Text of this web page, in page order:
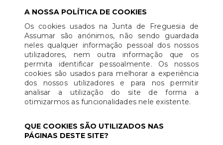
A NOSSA POLÍTICA DE COOKIES
Os cookies usados na Junta de Freguesia de
Assumar são anónimos, não sendo guardada
neles qualquer informação pessoal dos nossos
utilizadores, nem outra informação que os
permita identificar pessoalmente. Os nossos
cookies são usados para melhorar a experiência
dos nossos utilizadores e para nos permitir
analisar a utilização do site de forma a
otimizarmos as funcionalidades nele existente.
QUE COOKIES SÃO UTILIZADOS NAS
PÁGINAS DESTE SITE?